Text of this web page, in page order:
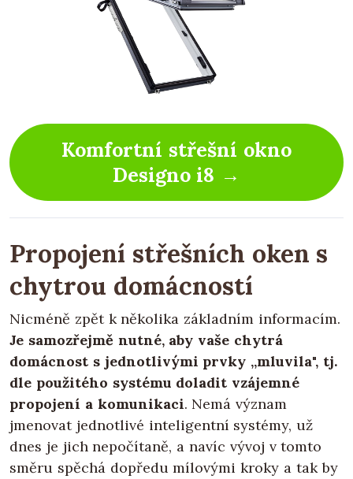
Komfortní střešní okno
Designo i8 →
Propojení střešních oken s
chytrou domácností
Nicméně zpět k několika základním informacím.
Je samozřejmě nutné, aby vaše chytrá
domácnost s jednotlivými prvky „mluvila", tj.
dle použitého systému doladit vzájemné
propojení a komunikaci. Nemá význam
jmenovat jednotlivé inteligentní systémy, už
dnes je jich nepočítaně, a navíc vývoj v tomto
směru spěchá dopředu mílovými kroky a tak by